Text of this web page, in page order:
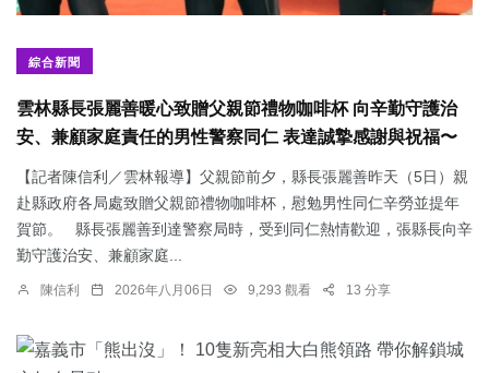
綜合新聞
雲林縣長張麗善暖心致贈父親節禮物咖啡杯 向辛勤守護治
安、兼顧家庭責任的男性警察同仁 表達誠摯感謝與祝福〜
【記者陳信利／雲林報導】父親節前夕，縣長張麗善昨天（5日）親
赴縣政府各局處致贈父親節禮物咖啡杯，慰勉男性同仁辛勞並提年
賀節。 縣長張麗善到達警察局時，受到同仁熱情歡迎，張縣長向辛
勤守護治安、兼顧家庭...
陳信利 2026年八月06日 9,293 觀看 13 分享